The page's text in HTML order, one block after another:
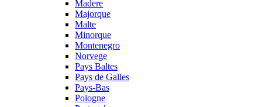
Madere
Majorque
Malte
Minorque
Montenegro
Norvege
Pays Baltes
Pays de Galles
Pays-Bas
Pologne